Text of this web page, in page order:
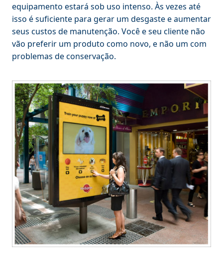
equipamento estará sob uso intenso. Às vezes até
isso é suficiente para gerar um desgaste e aumentar
seus custos de manutenção. Você e seu cliente não
vão preferir um produto como novo, e não um com
problemas de conservação.